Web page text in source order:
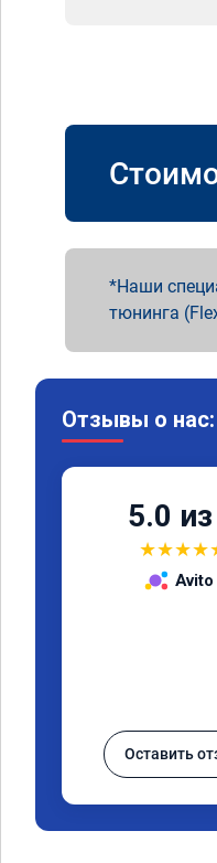
Наши
тюнинга
Отзывы о нас:
5.0
★★★★
Avito
Оставить